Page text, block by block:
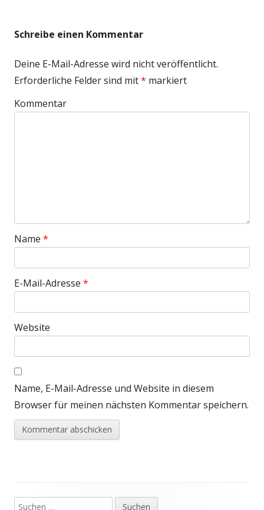
Schreibe einen Kommentar
Deine E-Mail-Adresse wird nicht veröffentlicht.
Erforderliche Felder sind mit* markiert
Kommentar
Name *
E-Mail-Adresse *
Website
Name, E-Mail-Adresse und Website in diesem
Browser für meinen nächsten Kommentar speichern.
Suchen